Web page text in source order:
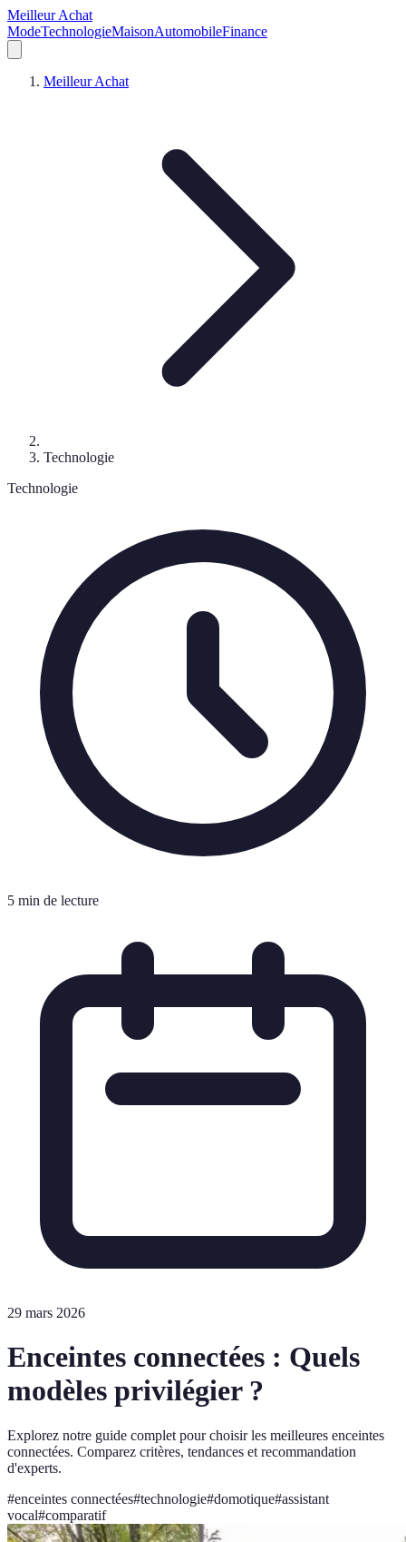
Meilleur Achat
ModeTechnologieMaisonAutomobileFinance
Meilleur Achat
Technologie
Technologie
5 min de lecture
29 mars 2026
Enceintes connectées : Quels
modèles privilégier ?
Explorez notre guide complet pour choisir les meilleures enceintes
connectées. Comparez critères, tendances et recommandation
d'experts.
#enceintes connectées#technologie#domotique#assistant
vocal#comparatif